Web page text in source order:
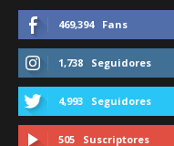
469,394 Fans
1,738 Seguidores
4,993 Seguidores
505 Suscriptores